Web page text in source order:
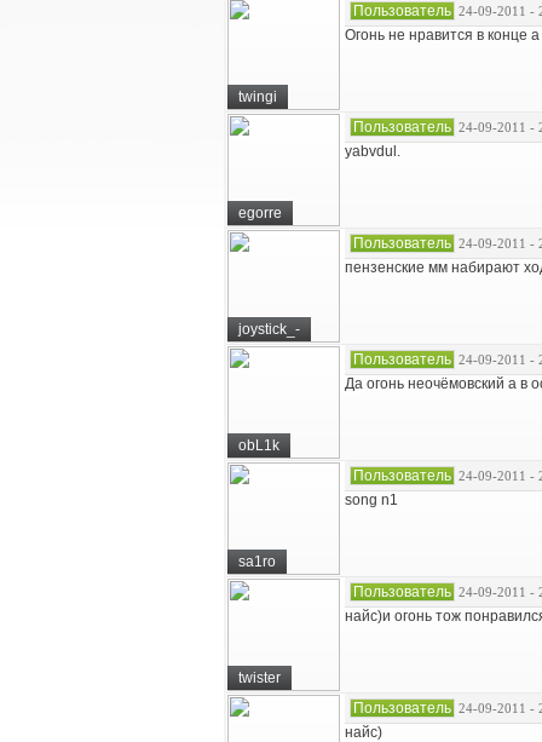
twingi
Пользователь 24-09-2011 -
Огонь не нравится в конце
egorre
Пользователь 24-09-2011 -
yabvdul.
joystick_-
Пользователь 24-09-2011 -
пензенские мм набирают
obL1k
Пользователь 24-09-2011 -
Да огонь неочёмовский а в
sa1ro
Пользователь 24-09-2011 -
song n1
twister
Пользователь 24-09-2011 -
найс)и огонь тож
Пользователь 24-09-2011 -
найс)